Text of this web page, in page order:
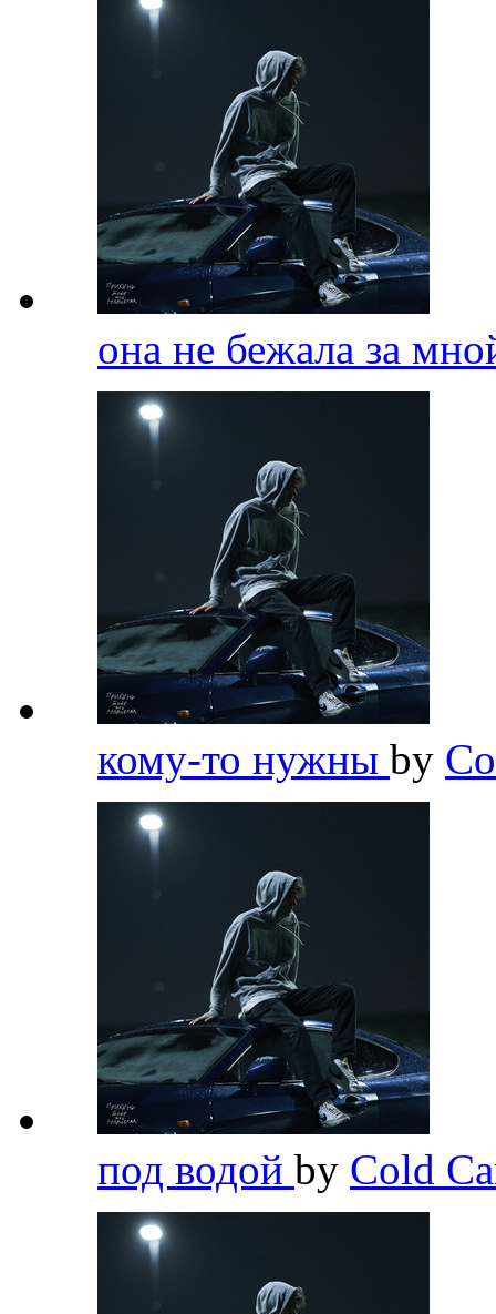
она не бежала за
кому-то нужны by
под водой by Cold